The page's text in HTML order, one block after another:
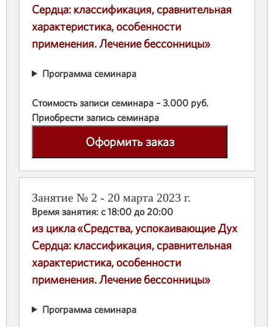
Сердца: классификация, сравнительная
характеристика, особенности
применения. Лечение бессонницы»
Программа семинара
Стоимость записи семинара – 3.000 руб.
Приобрести запись семинара
Оформить заказ
Занятие № 2 - 20 марта 2023 г.
Время занятия: с 18:00 до 20:00
из цикла «Средства, успокаивающие Дух
Сердца: классификация, сравнительная
характеристика, особенности
применения. Лечение бессонницы»
Программа семинара